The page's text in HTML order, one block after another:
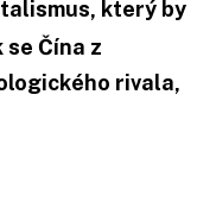
který by
Čína z
rivala,